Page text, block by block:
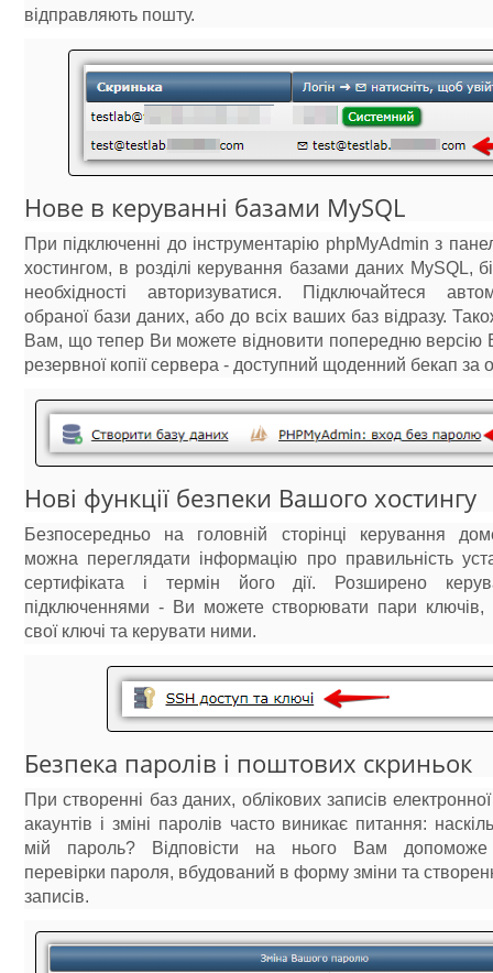
відправляють пошту.
Нове в керуванні базами MySQL
При підключенні до інструментарію phpMyAdmin з
хостингом, в розділі керування базами даних MySQL,
необхідності авторизуватися. Підключайтеся
обраної бази даних, або до всіх ваших баз відразу.
Вам, що тепер Ви можете відновити попередню версію
резервної копії сервера - доступний щоденний бекап за
Нові функції безпеки Вашого хостингу
Безпосередньо на головній сторінці керування
можна переглядати інформацію про правильність
сертифіката і термін його дії. Розширено
підключеннями - Ви можете створювати пари ключів,
свої ключі та керувати ними.
Безпека паролів і поштових скриньок
При створенні баз даних, облікових записів
акаунтів і зміні паролів часто виникає питання:
мій пароль? Відповісти на нього Вам допоможе
перевірки пароля, вбудований в форму зміни та
записів.